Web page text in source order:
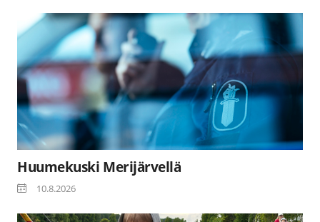
Huumekuski Merijärvellä
10.8.2026